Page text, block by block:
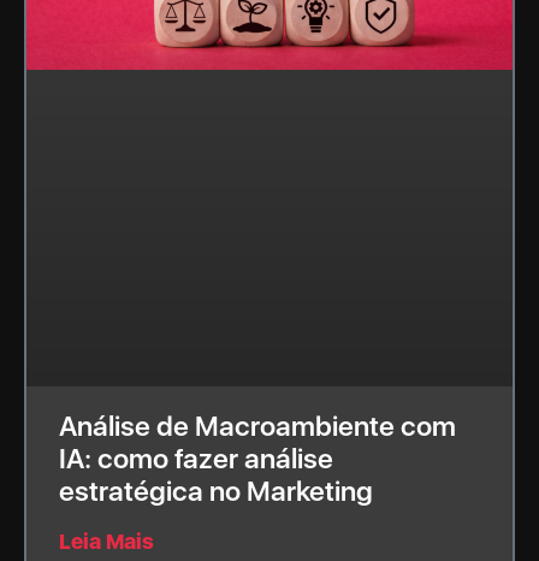
Análise de Macroambiente com
IA: como fazer análise
estratégica no Marketing
Leia Mais